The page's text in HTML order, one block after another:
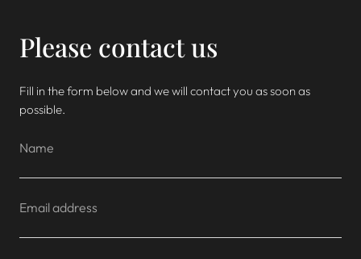
Please contact us
Fill in the form below and we will contact you as soon as
possible.